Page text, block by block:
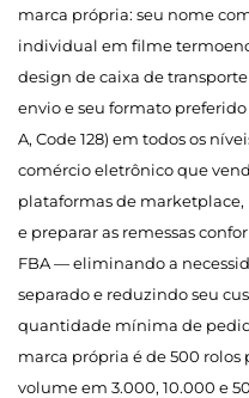
marca própria: seu nome
individual em filme
design de caixa de
envio e seu formato preferido
A, Code 128) em todos os
comércio eletrônico que
plataformas de marketplace,
e preparar as remessas
FBA — eliminando a
separado e reduzindo seu
quantidade mínima de
marca própria é de 500 rolos
volume em 3.000, 10.000 e